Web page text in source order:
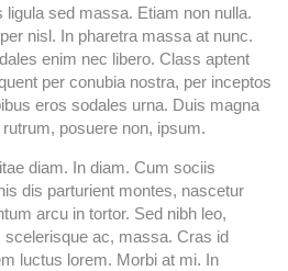
sed massa. Etiam non nulla.
nisl. In pharetra massa at nunc.
enim nec libero. Class aptent
per conubia nostra, per inceptos
eros sodales urna. Duis magna
posuere non, ipsum.
diam. In diam. Cum sociis
dis parturient montes, nascetur
arcu in tortor. Sed nibh leo,
ac, massa. Cras id
luctus lorem. Morbi at mi. In